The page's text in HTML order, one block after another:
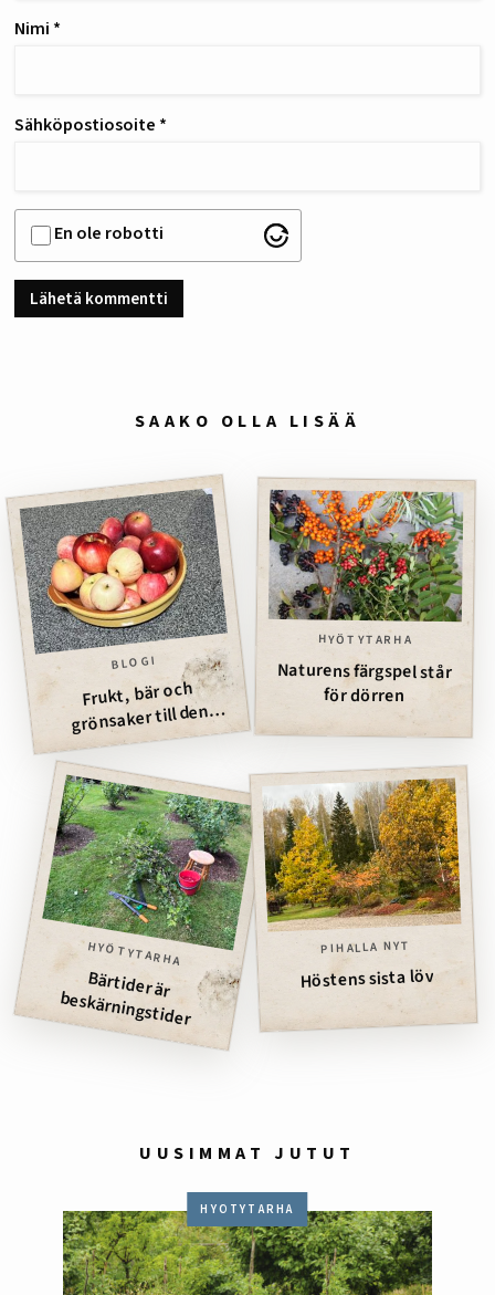
Nimi *
Sähköpostiosoite *
En ole robotti
SAAKO OLLA LISÄÄ
BLOGI
Frukt, bär och
grönsaker till den
fyrfotade vännen
HYÖTYTARHA
Naturens färgspel står
för dörren
HYÖTYTARHA
Bärtider är
beskärningstider
PIHALLA NYT
Höstens sista löv
UUSIMMAT JUTUT
HYÖTYTARHA